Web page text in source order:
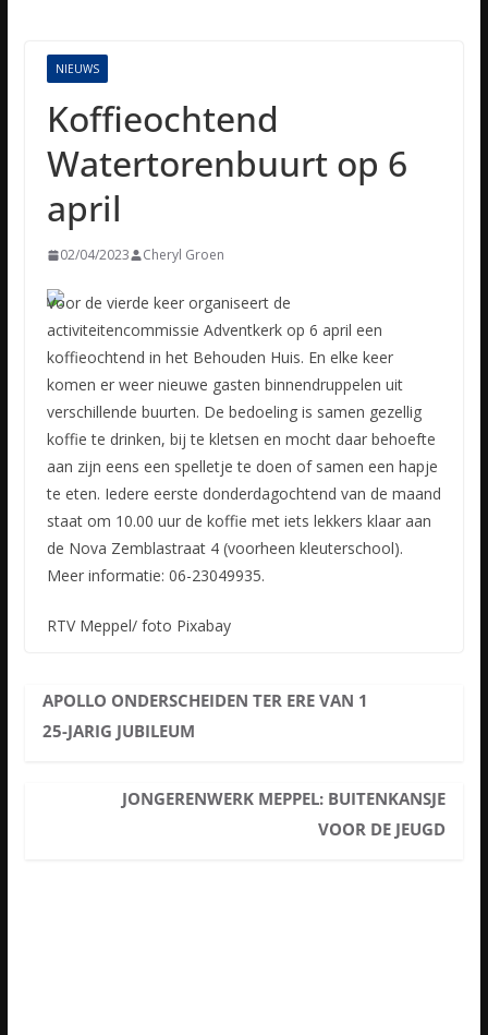
NIEUWS
Koffieochtend
Watertorenbuurt op 6
april
02/04/2023 Cheryl Groen
Voor de vierde keer organiseert de
activiteitencommissie Adventkerk op 6 april een
koffieochtend in het Behouden Huis. En elke keer
komen er weer nieuwe gasten binnendruppelen uit
verschillende buurten. De bedoeling is samen gezellig
koffie te drinken, bij te kletsen en mocht daar behoefte
aan zijn eens een spelletje te doen of samen een hapje
te eten. Iedere eerste donderdagochtend van de maand
staat om 10.00 uur de koffie met iets lekkers klaar aan
de Nova Zemblastraat 4 (voorheen kleuterschool).
Meer informatie: 06-23049935.
RTV Meppel/ foto Pixabay
APOLLO ONDERSCHEIDEN TER ERE VAN 1
25-JARIG JUBILEUM
JONGERENWERK MEPPEL: BUITENKANSJE
VOOR DE JEUGD